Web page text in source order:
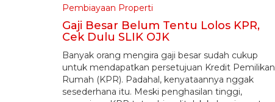
Pembiayaan Properti
Gaji Besar Belum Tentu Lolos KPR,
Cek Dulu SLIK OJK
Banyak orang mengira gaji besar sudah cukup
untuk mendapatkan persetujuan Kredit Pemilikan
Rumah (KPR). Padahal, kenyataannya nggak
sesederhana itu. Meski penghasilan tinggi,